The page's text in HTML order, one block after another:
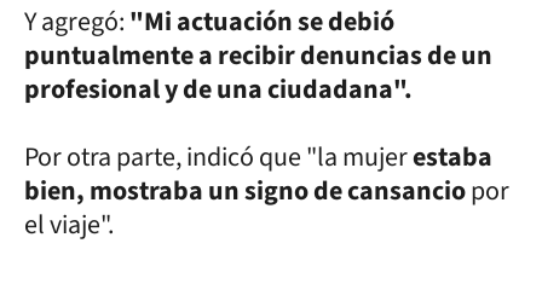
Y agregó:"Mi actuación se debió
puntualmente a recibir denuncias de un
profesional y de una ciudadana".
Por otra parte, indicó que "la mujerestaba
bien, mostraba un signo de cansanciopor
el viaje".